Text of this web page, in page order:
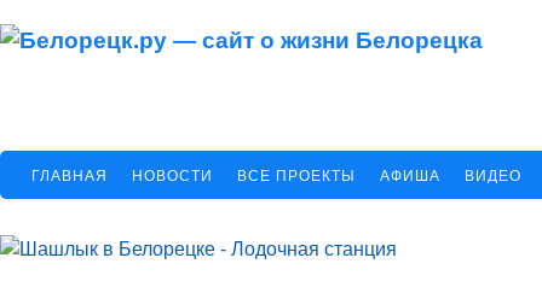
ГЛАВНАЯ НОВОСТИ ВСЕ ПРОЕКТЫ АФИША ВИДЕО